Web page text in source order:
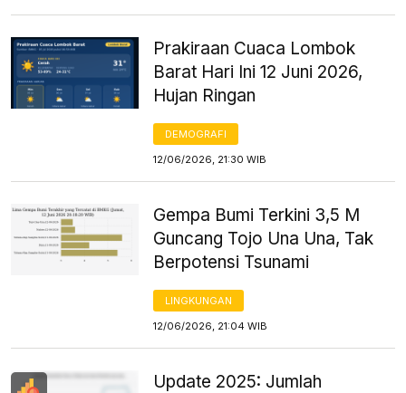
Prakiraan Cuaca Lombok
Barat Hari Ini 12 Juni 2026,
Hujan Ringan
DEMOGRAFI
12/06/2026, 21:30 WIB
Gempa Bumi Terkini 3,5 M
Guncang Tojo Una Una, Tak
Berpotensi Tsunami
LINGKUNGAN
12/06/2026, 21:04 WIB
Update 2025: Jumlah